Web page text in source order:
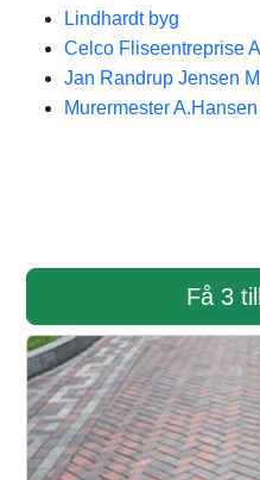
Lindhardt byg
Celco Fliseentreprise
Jan Randrup Jensen
Murermester
Få 3